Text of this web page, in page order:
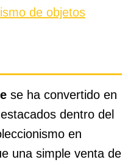
de objetos
se ha convertido en
dentro del
en
una simple venta de